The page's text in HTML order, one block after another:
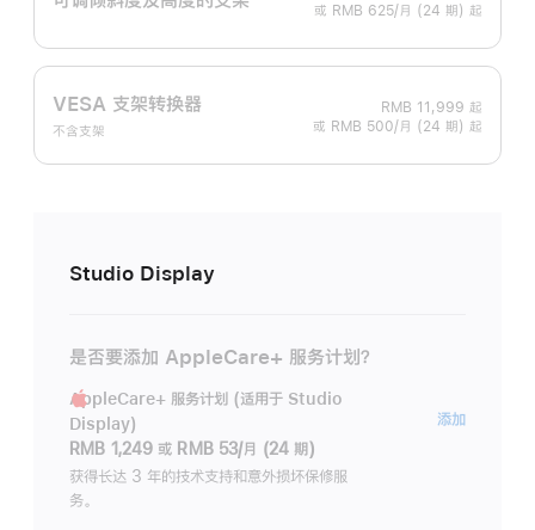
或 RMB 625/月 (24 期) 起
VESA 支架转换器
不含支架
RMB 11,999 起
或 RMB 500/月 (24 期) 起
Studio Display
是否要添加 AppleCare+ 服务计划？
AppleCare+ 服务计划 (适用于 Studio
Display)
RMB 1,249 或 RMB 53/月 (24 期)
获得长达 3 年的技术支持和意外损坏保修服
务。
添加